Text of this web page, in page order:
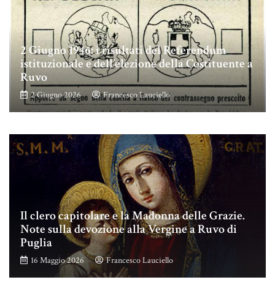
2 Giugno 1946: i risultati del Referendum
istituzionale e dell’elezione della Costituente a
Ruvo
2 Giugno 2026 Francesco Lauciello
Il clero capitolare e la Madonna delle Grazie.
Note sulla devozione alla Vergine a Ruvo di
Puglia
16 Maggio 2026 Francesco Lauciello